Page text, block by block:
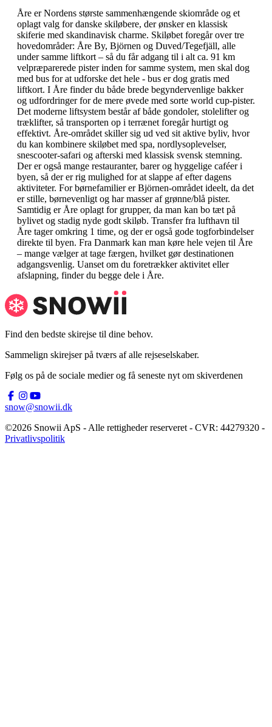
Åre er Nordens største sammenhængende skiområde og et
oplagt valg for danske skiløbere, der ønsker en klassisk
skiferie med skandinavisk charme. Skiløbet foregår over tre
hovedområder: Åre By, Björnen og Duved/Tegefjäll, alle
under samme liftkort – så du får adgang til i alt ca. 91 km
velpræparerede pister inden for samme system, men skal dog
med bus for at udforske det hele - bus er dog gratis med
liftkort. I Åre finder du både brede begyndervenlige bakker
og udfordringer for de mere øvede med sorte world cup-pister.
Det moderne liftsystem består af både gondoler, stolelifter og
træklifter, så transporten op i terrænet foregår hurtigt og
effektivt. Åre-området skiller sig ud ved sit aktive byliv, hvor
du kan kombinere skiløbet med spa, nordlysoplevelser,
snescooter-safari og afterski med klassisk svensk stemning.
Der er også mange restauranter, barer og hyggelige caféer i
byen, så der er rig mulighed for at slappe af efter dagens
aktiviteter. For børnefamilier er Björnen-området ideelt, da det
er stille, børnevenligt og har masser af grønne/blå pister.
Samtidig er Åre oplagt for grupper, da man kan bo tæt på
bylivet og stadig nyde godt skiløb. Transfer fra lufthavn til
Åre tager omkring 1 time, og der er også gode togforbindelser
direkte til byen. Fra Danmark kan man køre hele vejen til Åre
– mange vælger at tage færgen, hvilket gør destinationen
adgangsvenlig. Uanset om du foretrækker aktivitet eller
afslapning, finder du begge dele i Åre.
Find den bedste skirejse til dine behov.
Sammelign skirejser på tværs af alle rejseselskaber.
Følg os på de sociale medier og få seneste nyt om skiverdenen
snow@snowii.dk
©2026 Snowii ApS - Alle rettigheder reserveret - CVR: 44279320 -
Privatlivspolitik